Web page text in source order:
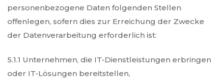
personenbezogene Daten folgenden Stellen
offenlegen, sofern dies zur Erreichung der Zwecke
der Datenverarbeitung erforderlich ist:
5.1.1 Unternehmen, die IT-Dienstleistungen erbringen
oder IT-Lösungen bereitstellen,